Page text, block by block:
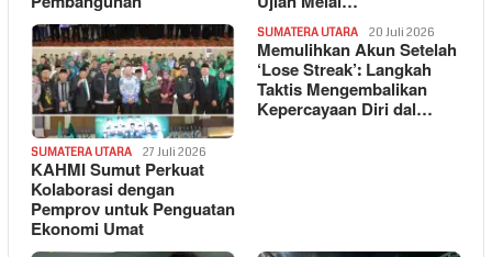
SUMATERA UTARA 27 Juli 2026
KAHMI Sumut Perkuat
Kolaborasi dengan
Pemprov untuk Penguatan
Ekonomi Umat
SUMATERA UTARA 20 Juli 2026
Memulihkan Akun Setelah
‘Lose Streak’: Langkah
Taktis Mengembalikan
Kepercayaan Diri dal…